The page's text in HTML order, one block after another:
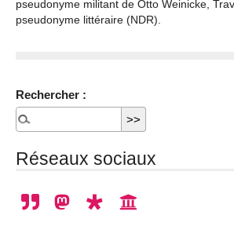
pseudonyme militant de Otto Weinicke,
pseudonyme littéraire (NDR).
Rechercher :
Réseaux sociaux